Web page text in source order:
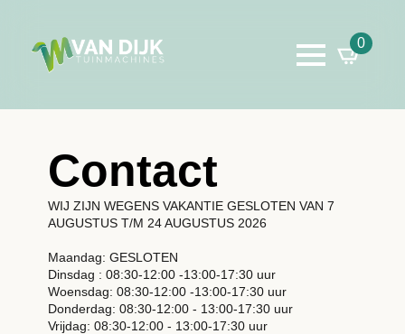
0
Contact
WIJ ZIJN WEGENS VAKANTIE GESLOTEN VAN 7
AUGUSTUS T/M 24 AUGUSTUS 2026
Maandag: GESLOTEN
Dinsdag : 08:30-12:00 -13:00-17:30 uur
Woensdag: 08:30-12:00 -13:00-17:30 uur
Donderdag: 08:30-12:00 - 13:00-17:30 uur
Vrijdag: 08:30-12:00 - 13:00-17:30 uur